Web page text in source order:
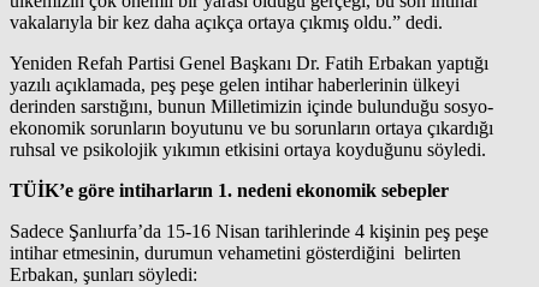
vakalarıyla bir kez daha açıkça ortaya çıkmış oldu.” dedi.
Yeniden Refah Partisi Genel Başkanı Dr. Fatih Erbakan yaptığı
yazılı açıklamada, peş peşe gelen intihar haberlerinin ülkeyi
derinden sarstığını, bunun Milletimizin içinde bulunduğu sosyo-
ekonomik sorunların boyutunu ve bu sorunların ortaya çıkardığı
ruhsal ve psikolojik yıkımın etkisini ortaya koyduğunu söyledi.
TÜİK’e göre intiharların 1. nedeni ekonomik sebepler
Sadece Şanlıurfa’da 15-16 Nisan tarihlerinde 4 kişinin peş peşe
intihar etmesinin, durumun vehametini gösterdiğini belirten
Erbakan, şunları söyledi: